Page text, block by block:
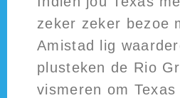
zeker zeker bezoe
Amistad lig
plusteken de Rio
vismeren om